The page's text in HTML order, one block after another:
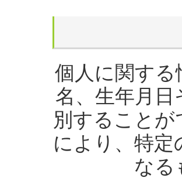
個人に関す
名、生年月
別すること
により、特
なる